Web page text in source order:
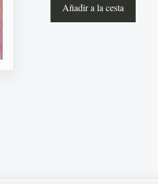
Añadir a la cesta